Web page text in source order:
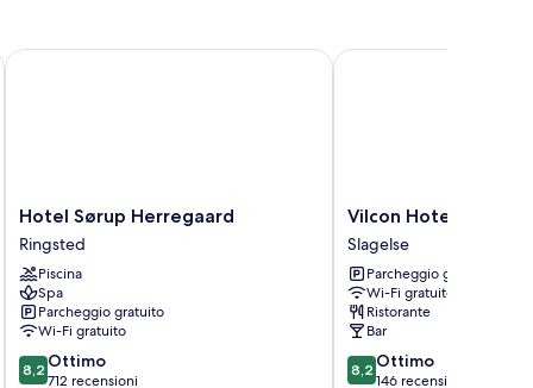
Hotel
Sørup
Herregaard
Ringsted
Hotel Sørup Herregaard
Ringsted
Piscina
Spa
Parcheggio gratuito
Wi-Fi gratuito
8.2
su
8,2 Ottimo
712 recensioni
Hotel Sørup Herregaard
Vilcon
Hotel
&
Konferencegaard
Slagelse
Vilcon Hotel &
Slagelse
Parcheggio gratuito
Wi-Fi gratuito
Ristorante
Bar
8.2
su
8,2 Ottimo
146 recensioni
Vilcon Hotel &